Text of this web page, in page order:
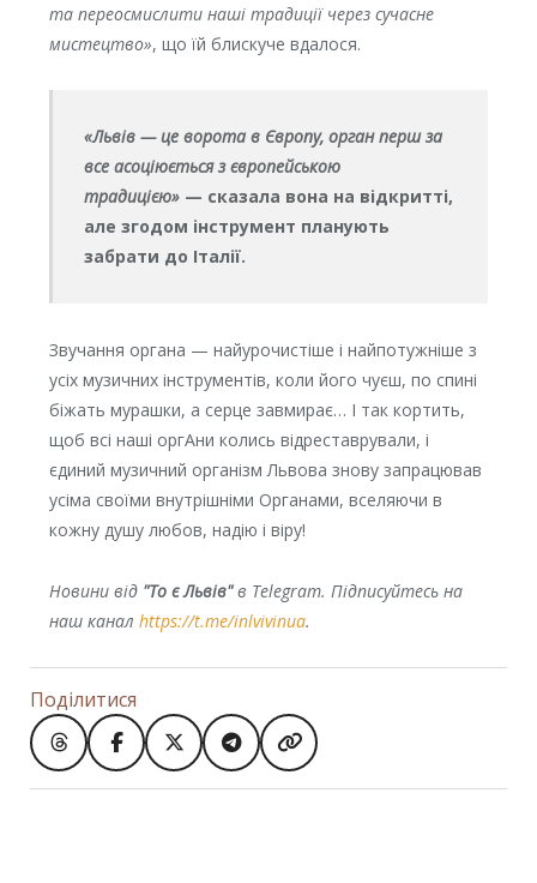
та переосмислити наші традиції через сучасне
мистецтво», що їй блискуче вдалося.
«Львів — це ворота в Європу, орган перш за
все асоціюється з європейською
традицією» — сказала вона на відкритті,
але згодом інструмент планують
забрати до Італії.
Звучання органа — найурочистіше і найпотужніше з
усіх музичних інструментів, коли його чуєш, по спині
біжать мурашки, а серце завмирає… І так кортить,
щоб всі наші оргАни колись відреставрували, і
єдиний музичний організм Львова знову запрацював
усіма своїми внутрішніми Органами, вселяючи в
кожну душу любов, надію і віру!
Новини від "То є Львів"в Telegram. Підписуйтесь на
наш канал https://t.me/inlvivinua.
Поділитися